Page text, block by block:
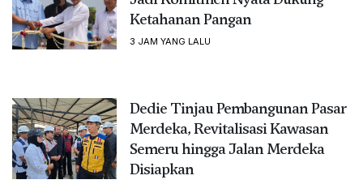
Ketahanan Pangan
3 JAM YANG LALU
Dedie Tinjau Pembangunan Pasar
Merdeka, Revitalisasi Kawasan
Semeru hingga Jalan Merdeka
Disiapkan